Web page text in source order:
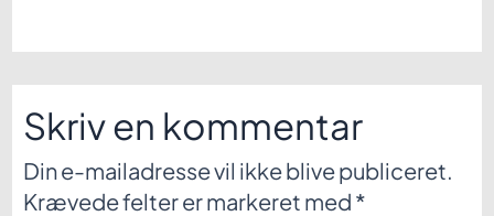
Skriv en kommentar
Din e-mailadresse vil ikke blive publiceret.
Krævede felter er markeret med *